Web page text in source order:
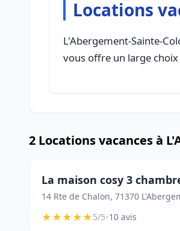
Locations
L'Abergement-Sainte-
vous offre un large
2 Locations vacances à
La maison cosy 3
14 Rte de Chalon, 71370
★★★★★5/5•10 avis